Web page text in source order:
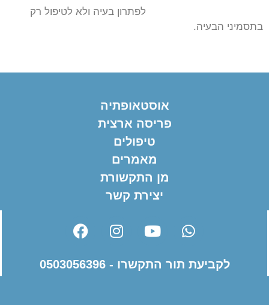
לפתרון בעיה ולא לטיפול רק
בתסמיני הבעיה.
אוסטאופתיה
פריסה ארצית
טיפולים
מאמרים
מן התקשורת
יצירת קשר
לקביעת תור התקשרו - 0503056396